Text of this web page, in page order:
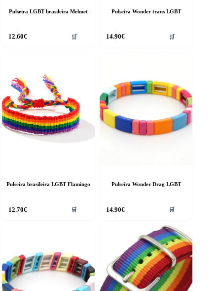
Pulseira LGBT brasileira Melmet
12.60€ 🛒
Pulseira Wonder trans LGBT
14.90€ 🛒
Pulseira brasileira LGBT Flamingo
12.70€ 🛒
Pulseira Wonder Drag LGBT
14.90€ 🛒